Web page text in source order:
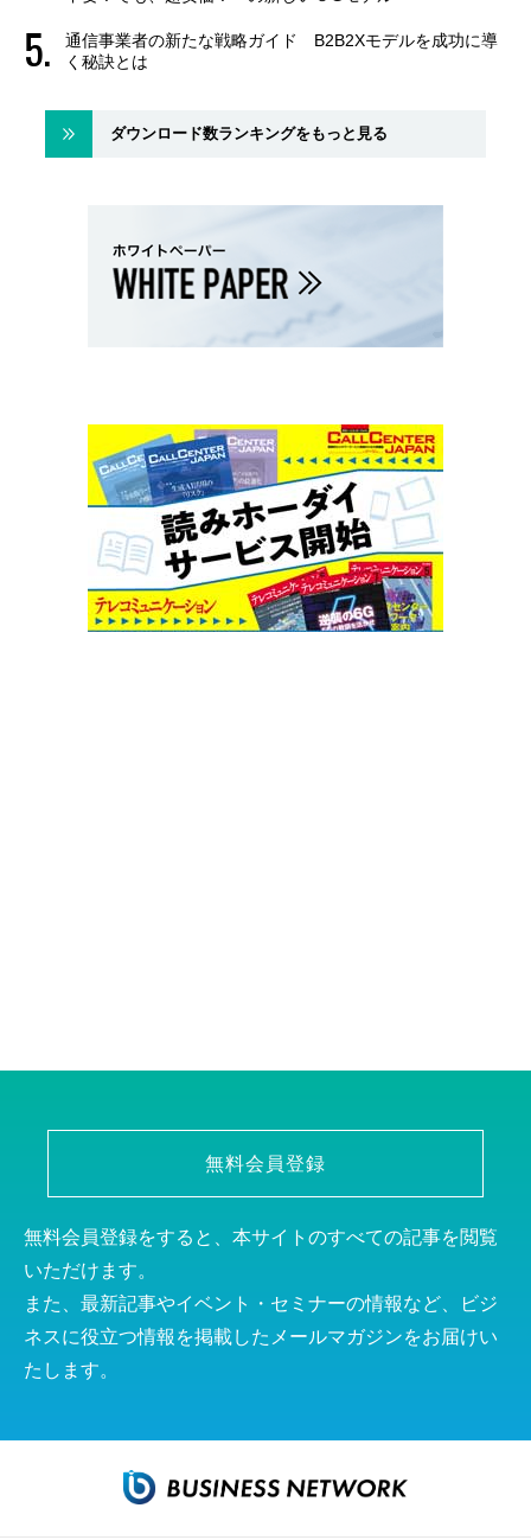
通信事業者の新たな戦略ガイド B2B2Xモデルを成功に導
く秘訣とは
ダウンロード数ランキングをもっと見る
無料会員登録
無料会員登録をすると、本サイトのすべての記事を閲覧
いただけます。
また、最新記事やイベント・セミナーの情報など、ビジ
ネスに役立つ情報を掲載したメールマガジンをお届けい
たします。